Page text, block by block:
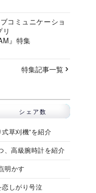
ムの挑戦に迫る
コミュニケーショ
リ
』特集
特集記事一覧
シェア数
草刈機”を紹介
、高級腕時計を紹介
明かす
しがり号泣